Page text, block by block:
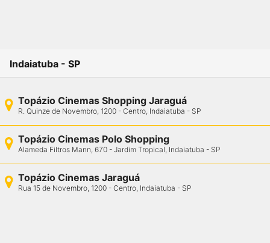
Indaiatuba - SP
Topázio Cinemas Shopping Jaraguá
R. Quinze de Novembro, 1200 - Centro, Indaiatuba - SP
Topázio Cinemas Polo Shopping
Alameda Filtros Mann, 670 - Jardim Tropical, Indaiatuba - SP
Topázio Cinemas Jaraguá
Rua 15 de Novembro, 1200 - Centro, Indaiatuba - SP